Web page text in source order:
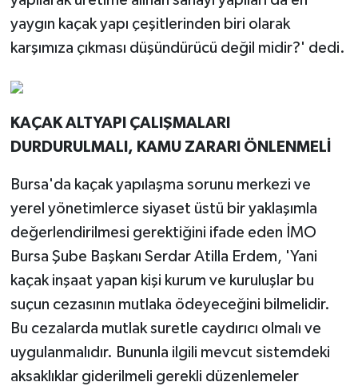
yaygın kaçak yapı çeşitlerinden biri olarak
karşımıza çıkması düşündürücü değil midir?' dedi.
KAÇAK ALTYAPI ÇALIŞMALARI
DURDURULMALI, KAMU ZARARI ÖNLENMELİ
Bursa'da kaçak yapılaşma sorunu merkezi ve
yerel yönetimlerce siyaset üstü bir yaklaşımla
değerlendirilmesi gerektiğini ifade eden İMO
Bursa Şube Başkanı Serdar Atilla Erdem, 'Yani
kaçak inşaat yapan kişi kurum ve kuruluşlar bu
suçun cezasının mutlaka ödeyeceğini bilmelidir.
Bu cezalarda mutlak suretle caydırıcı olmalı ve
uygulanmalıdır. Bununla ilgili mevcut sistemdeki
aksaklıklar giderilmeli gerekli düzenlemeler